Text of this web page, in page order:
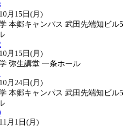
月15日(月)
本郷キャンパス 武田先端知ビル5
月15日(月)
弥生講堂 一条ホール
月24日(月)
本郷キャンパス 武田先端知ビル5
月1日(月)